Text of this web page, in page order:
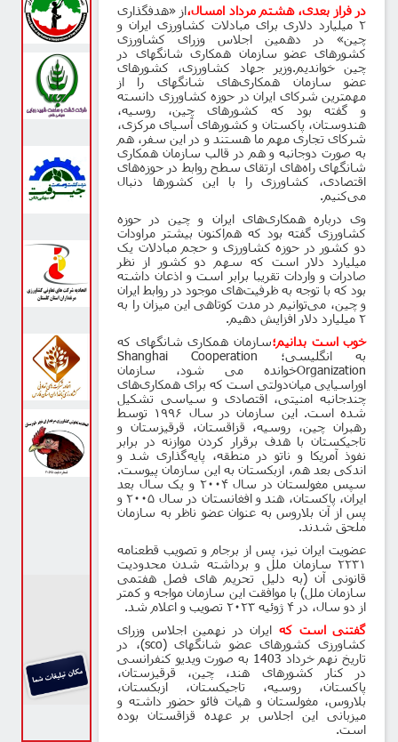
در فراز بعدی، هشتم مرداد امسال،از «هدفگذاری
۲ میلیارد دلاری برای مبادلات کشاورزی ایران و
چین» در دهمین اجلاس وزرای کشاورزی
کشورهای عضو سازمان همکاری شانگهای در
چین خواندیم.وزیر جهاد کشاورزی، کشورهای
عضو سازمان همکاری‌های شانگهای را از
مهمترین شرکای ایران در حوزه کشاورزی دانسته
و گفته بود که کشورهای چین، روسیه،
هندوستان، پاکستان و کشورهای آسیای مرکزی،
شرکای تجاری مهم ما هستند و در این سفر، هم
به صورت دوجانبه و هم در قالب سازمان همکاری
شانگهای راه‌های ارتقای سطح روابط در حوزه‌های
اقتصادی، کشاورزی را با این کشورها دنبال
می‌کنیم.
وی درباره همکاری‌های ایران و چین در حوزه
کشاورزی گفته بود که هم‌اکنون بیشتر مراودات
دو کشور در حوزه کشاورزی و حجم مبادلات یک
میلیارد دلار است که سهم دو کشور از نظر
صادرات و واردات تقریبا برابر است و اذعان داشته
بود که با توجه به ظرفیت‌های موجود در روابط ایران
و چین، می‌توانیم در مدت کوتاهی این میزان را به
۲ میلیارد دلار افزایش دهیم.
خوب است بدانیم؛سازمان همکاری شانگهای که
به انگلیسی؛ Shanghai Cooperation
Organizationخوانده می شود، سازمان
اوراسیایی میان‌دولتی است که برای همکاری‌های
چندجانبه امنیتی، اقتصادی و سیاسی تشکیل
شده است. این سازمان در سال ۱۹۹۶ توسط
رهبران چین، روسیه، قزاقستان، قرقیزستان و
تاجیکستان با هدف برقرار کردن موازنه در برابر
نفوذ آمریکا و ناتو در منطقه، پایه‌گذاری شد و
اندکی بعد هم، ازبکستان به این سازمان پیوست.
سپس مغولستان در سال ۲۰۰۴ و یک سال بعد
ایران، پاکستان، هند و افغانستان در سال ۲۰۰۵ و
پس از آن بلاروس به عنوان عضو ناظر به سازمان
ملحق شدند .
عضویت ایران نیز، پس از برجام و تصویب قطعنامه
۲۲۳۱ سازمان ملل و برداشته شدن محدودیت
قانونی آن (به دلیل تحریم های فصل هفتمی
سازمان ملل) با موافقت این سازمان مواجه و کمتر
از دو سال، در ۴ ژوئیه ۲۰۲۳ تصویب و اعلام شد.
گفتنی استکه ایران در نهمین اجلاس وزرای
کشاورزی کشورهای عضو شانگهای (sco)، در
تاریخ نهم خرداد 1403 به صورت ویدیو کنفرانسی
در کنار کشورهای هند، چین، قرقیزستان،
پاکستان، روسیه، تاجیکستان، ازبکستان،
بلاروس، مغولستان و هیات فائو حضور داشته و
میزبانی این اجلاس بر عهده قزاقستان بوده
است.